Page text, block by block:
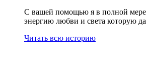
С вашей помощью я в полной мере
энергию любви и света которую
Читать всю историю